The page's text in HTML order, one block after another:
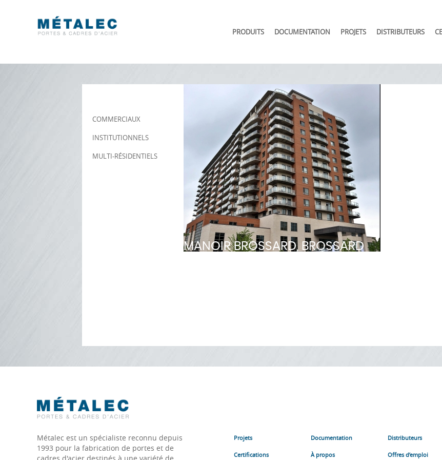
PRODUITS DOCUMENTATION PROJETS DISTRIBUTEURS
COMMERCIAUX
INSTITUTIONNELS
MULTI-RÉSIDENTIELS
MANOIR BROSSARD, BROSSARD
Métalec est un spécialiste reconnu depuis
1993 pour la fabrication de portes et de
Projets Documentation Distributeurs
Certifications À propos Offres d’emploi